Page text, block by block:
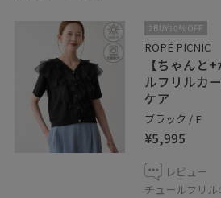
ットになっているので同じ骨格スト
していただきやすいです！
・ご紹介品番以外は私物です
・画像は屋外の光や照明の当たり
実際の商品の色味と異なる場合がご
2BUY10%OFF
ROPÉ PICNIC
【ちゃんと
ルフリルカ
ケア
ブラック / F
¥5,995
レビュー
チュールフリ